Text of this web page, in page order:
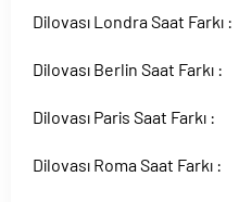
Dilovası Londra Saat Farkı :
Dilovası Berlin Saat Farkı :
Dilovası Paris Saat Farkı :
Dilovası Roma Saat Farkı :